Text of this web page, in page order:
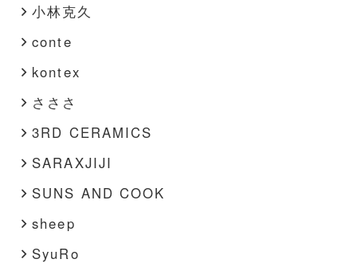
小林克久
conte
kontex
さささ
3RD CERAMICS
SARAXJIJI
SUNS AND COOK
sheep
SyuRo